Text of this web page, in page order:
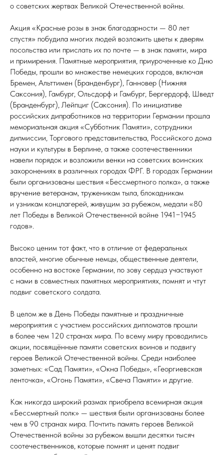
о советских жертвах Великой Отечественной войны.
Акция «Красные розы в знак благодарности — 80 лет
спустя» побудила многих людей возложить цветы к дверям
посольства или прислать их по почте — в знак памяти, мира
и примирения. Памятные мероприятия, приуроченные ко Дню
Победы, прошли во множестве немецких городов, включая
Бремен, Альттимен (Бранденбург), Ганновер (Нижняя
Саксония), Гамбург, Ольсдорф и Гамбург, Бергердорф, Шведт
(Бранденбург), Лейпциг (Саксония). По инициативе
российских дипработников на территории Германии прошла
мемориальная акция «Субботник Памяти», сотрудники
дипмиссии, Торгового представительства, Российского дома
науки и культуры в Берлине, а также соотечественники
навели порядок и возложили венки на советских воинских
захоронениях в различных городах ФРГ. В городах Германии
были организованы шествия «Бессмертного полка», а также
вручение ветеранам, труженикам тыла, блокадникам
и узникам концлагерей, живущим за рубежом, медали «80
лет Победы в Великой Отечественной войне 1941−1945
годов».
Высоко ценим тот факт, что в отличие от федеральных
властей, многие обычные немцы, общественные деятели,
особенно на востоке Германии, по зову сердца участвуют
с нами в совместных памятных мероприятиях, помнят и чтут
подвиг советского солдата.
В целом же в День Победы памятные и праздничные
мероприятия с участием российских дипломатов прошли
в более чем 120 странах мира. По всему миру проводились
акции, посвящённые памяти советских воинов и подвигу
героев Великой Отечественной войны. Среди наиболее
заметных: «Сад Памяти», «Окна Победы», «Георгиевская
ленточка», «Огонь Памяти», «Свеча Памяти» и другие.
Как никогда широкий размах приобрела всемирная акция
«Бессмертный полк» — шествия были организованы более
чем в 90 странах мира. Почтить память героев Великой
Отечественной войны за рубежом вышли десятки тысяч
соотечественников, которые помнят и ценят подвиг